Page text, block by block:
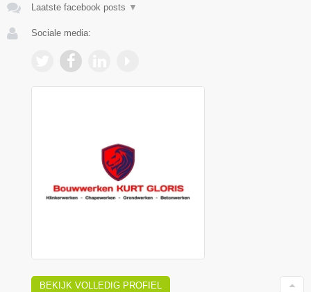
Laatste facebook posts ▼
Sociale media:
BEKIJK VOLLEDIG PROFIEL